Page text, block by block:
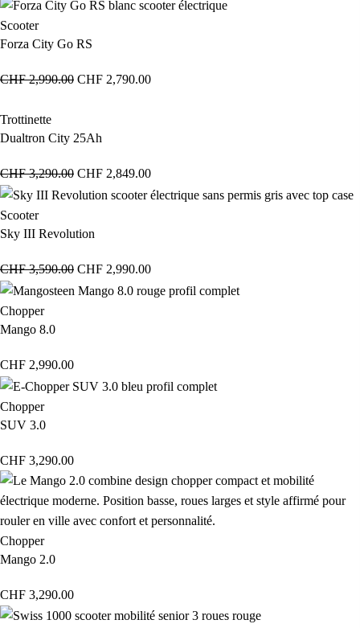
Scooter
Forza City Go RS
CHF2,990.00 CHF 2,790.00
Trottinette
Dualtron City 25Ah
CHF3,290.00 CHF 2,849.00
Scooter
Sky III Revolution
CHF3,590.00 CHF 2,990.00
Chopper
Mango 8.0
CHF 2,990.00
Chopper
SUV 3.0
CHF 3,290.00
Chopper
Mango 2.0
CHF 3,290.00